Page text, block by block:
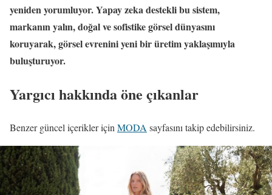
yeniden yorumluyor. Yapay zeka destekli bu sistem,
markanın yalın, doğal ve sofistike görsel dünyasını
koruyarak, görsel evrenini yeni bir üretim yaklaşımıyla
buluşturuyor.
Yargıcı hakkında öne çıkanlar
Benzer güncel içerikler için MODA sayfasını takip edebilirsiniz.